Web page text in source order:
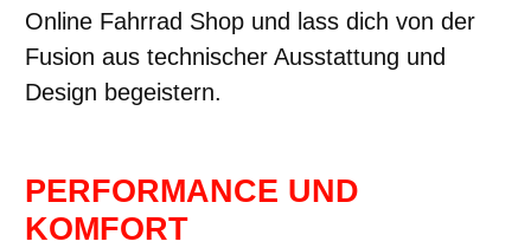
Online Fahrrad Shop und lass dich von der
Fusion aus technischer Ausstattung und
Design begeistern.
PERFORMANCE UND
KOMFORT